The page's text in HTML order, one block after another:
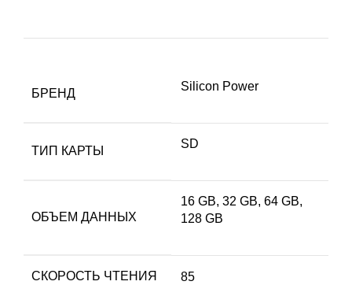
БРЕНД
Silicon Power
ТИП КАРТЫ
SD
ОБЪЕМ ДАННЫХ
16 GB, 32 GB, 64 GB,
128 GB
СКОРОСТЬ ЧТЕНИЯ
85